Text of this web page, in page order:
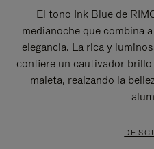
El tono Ink Blue de
medianoche que combina
elegancia. La rica y
confiere un cautivador
maleta, realzando la